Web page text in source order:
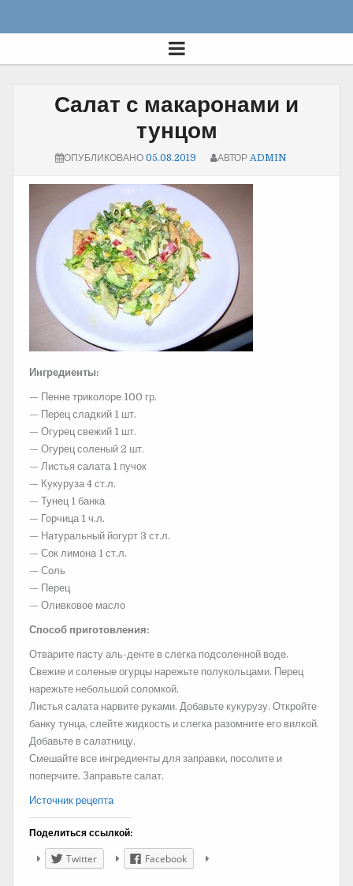
Салат с макаронами и
тунцом
ОПУБЛИКОВАНО 05.08.2019 АВТОР ADMIN
Ингредиенты:
— Пенне триколоре 100 гр.
— Перец сладкий 1 шт.
— Огурец свежий 1 шт.
— Огурец соленый 2 шт.
— Листья салата 1 пучок
— Кукуруза 4 ст.л.
— Тунец 1 банка
— Горчица 1 ч.л.
— Натуральный йогурт 3 ст.л.
— Сок лимона 1 ст.л.
— Соль
— Перец
— Оливковое масло
Способ приготовления:
Отварите пасту аль-денте в слегка подсоленной воде.
Свежие и соленые огурцы нарежьте полукольцами. Перец
нарежьте небольшой соломкой.
Листья салата нарвите руками. Добавьте кукурузу. Откройте
банку тунца, слейте жидкость и слегка разомните его вилкой.
Добавьте в салатницу.
Смешайте все ингредиенты для заправки, посолите и
поперчите. Заправьте салат.
Источник рецепта
Поделиться ссылкой:
Twitter Facebook